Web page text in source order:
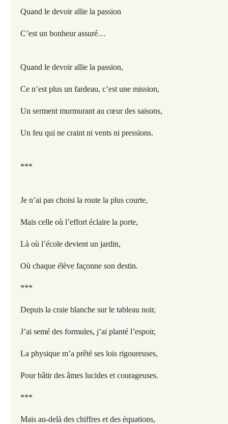
Quand le devoir allie la passion
C’est un bonheur assuré…
Quand le devoir allie la passion,
Ce n’est plus un fardeau, c’est une mission,
Un serment murmurant au cœur des saisons,
Un feu qui ne craint ni vents ni pressions.
***
Je n’ai pas choisi la route la plus courte,
Mais celle où l’effort éclaire la porte,
Là où l’école devient un jardin,
Où chaque élève façonne son destin.
***
Depuis la craie blanche sur le tableau noir,
J’ai semé des formules, j’ai planté l’espoir,
La physique m’a prêté ses lois rigoureuses,
Pour bâtir des âmes lucides et courageuses.
***
Mais au-delà des chiffres et des équations,